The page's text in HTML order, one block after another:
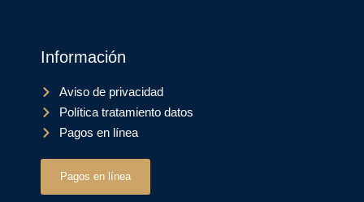
Información
Aviso de privacidad
Política tratamiento datos
Pagos en línea
Pagos en línea